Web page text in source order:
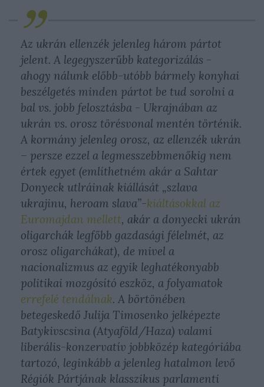
Az ukrán ellenzék jelenleg három pártot
jelent. A legegyszerűbb kategorizálás -
ahogy nálunk előbb-utóbb bármely konyhai
beszélgetés minden pártot be tud sorolni a
bal vs. jobb felosztásba - Ukrajnában az
ukrán vs. orosz törésvonal mentén történik.
A kormány jelenleg orosz, az ellenzék ukrán
– persze ezzel a legmesszebbmenőkig nem
értek egyet (említhetném akár a Sahtar
Donyeck utlráinak kiállását „szlava
ukrajinu, heroam slava”-kiáltásokkal az
Euromajdan mellett, akár a donyecki ukrán
oligarchák legfőbb gazdasági félelmét, az
orosz oligarchákat), de mivel a
nacionalizmus az egyik leghatékonyabb
politikai mozgósító eszköz, a folyamatok
errefelé tendálnak. A börtönében
betegeskedő Julija Timosenko jelképezte
Batykivscsina (Atyaföld/Haza) valami
liberális-konzervatív jobbközép kategóriába
tartozó, leginkább a jelenleg hatalmon levő
Régiók Pártjának klasszikus parlamenti